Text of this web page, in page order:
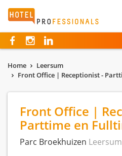
Hotelprofessionals
Home
Leersum
Front Office | Receptionist -
Front Office |
Parttime en
Parc Broekhuizen Leersum